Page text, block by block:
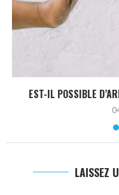
EST-IL POSSIBLE
LAISSEZ